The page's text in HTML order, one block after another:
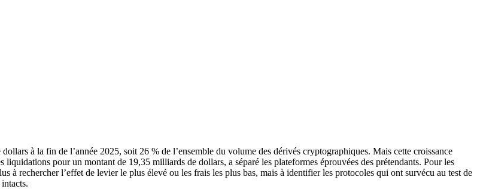
à la fin de l’année 2025, soit 26 % de l’ensemble du volume des dérivés cryptographiques. Mais cette croissance
pour un montant de 19,35 milliards de dollars, a séparé les plateformes éprouvées des prétendants. Pour les
à rechercher l’effet de levier le plus élevé ou les frais les plus bas, mais à identifier les protocoles qui ont survécu au test de